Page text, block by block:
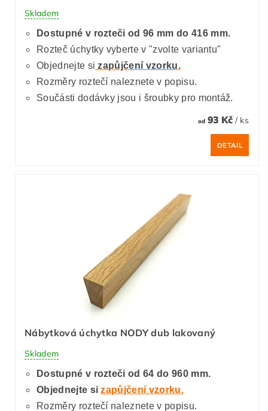
Skladem
Dostupné v rozteči od 96 mm do 416 mm.
Rozteč úchytky vyberte v "zvolte variantu"
Objednejte si zapůjčení vzorku.
Rozměry roztečí naleznete v popisu.
Součásti dodávky jsou i šroubky pro montáž.
od93 Kč / ks
DETAIL
Nábytková úchytka NODY dub lakovaný
Skladem
Dostupné v rozteči od 64 do 960 mm.
Objednejte sizapůjčení vzorku.
Rozměry roztečí naleznete v popisu.